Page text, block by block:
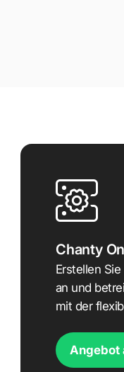
Chanty
Erstellen
an und
mit der
Angebot